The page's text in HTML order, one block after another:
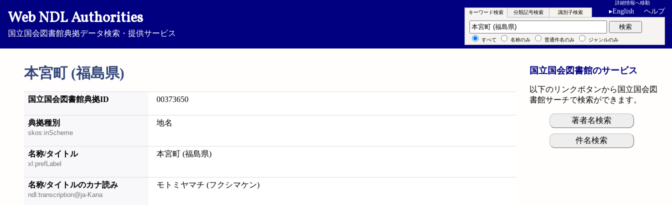
Web NDL Authorities
国立国会図書館典拠データ検索・提供サービス
詳細情報へ移動
▸English ヘルプ
本宮町 (福島県)
キーワード検索 分類記号検索 識別子検索
キーワード検索 検索
すべて 名称のみ 普通件名のみ ジャンルのみ
国立国会図書館典拠ID 00373650
典拠種別
skos:inScheme
地名
名称/タイトル
xl:prefLabel
本宮町 (福島県)
名称/タイトルのカナ読み
ndl:transcription@ja-Kana
モトミヤマチ (フクシマケン)
国立国会図書館のサービス
以下のリンクボタンから国立国会図
書館サーチで検索ができます。
著者名検索
件名検索